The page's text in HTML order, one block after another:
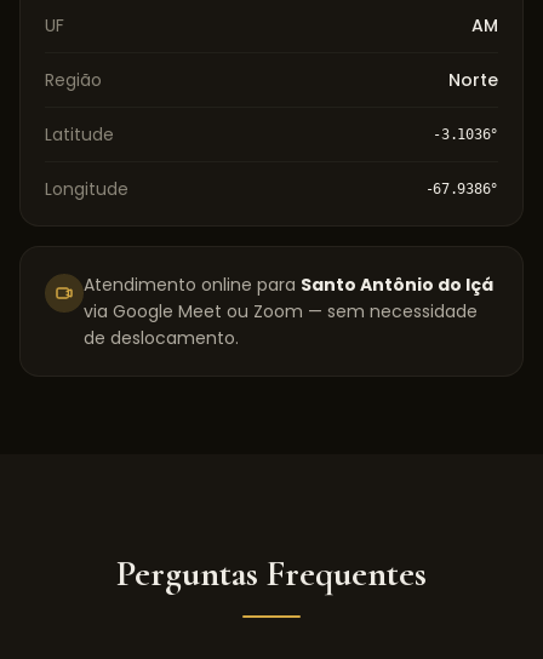
UF AM
Região Norte
Latitude -3.1036°
Longitude -67.9386°
Atendimento online para Santo Antônio do Içá
via Google Meet ou Zoom — sem necessidade
de deslocamento.
Perguntas Frequentes